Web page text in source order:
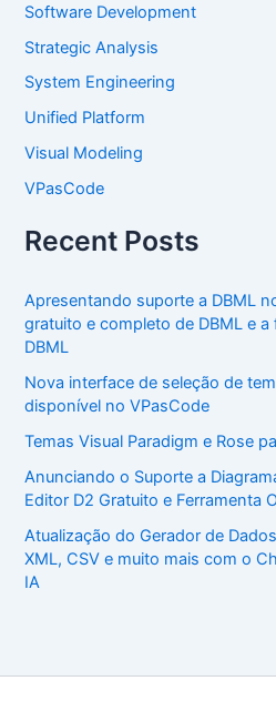
Software Development
Strategic Analysis
System Engineering
Unified Platform
Visual Modeling
VPasCode
Recent Posts
Apresentando suporte a DBML
gratuito e completo de DBML e
DBML
Nova interface de seleção de
disponível no VPasCode
Temas Visual Paradigm e Rose
Anunciando o Suporte a
Editor D2 Gratuito e Ferramenta
Atualização do Gerador de
XML, CSV e muito mais com o
IA